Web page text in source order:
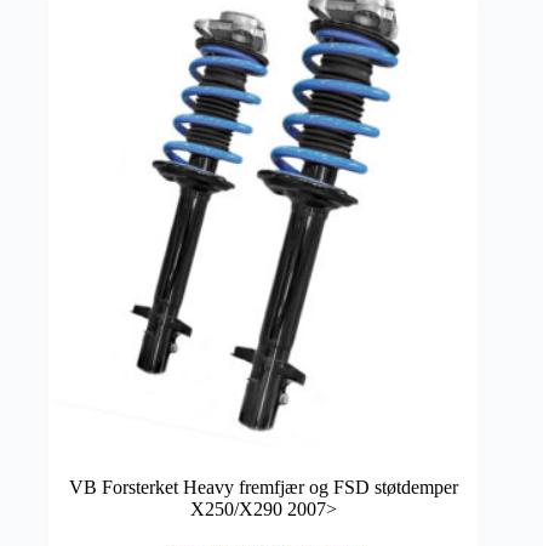
VB Forsterket Heavy fremfjær og FSD støtdemper
X250/X290 2007>